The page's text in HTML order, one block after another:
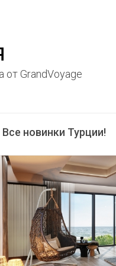
GrandVoyage
Sejur în Cipru ⭐️